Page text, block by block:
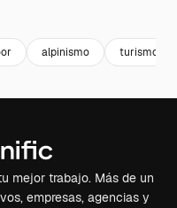
alpinismo turismo
mejor trabajo. Más de un
empresas, agencias y